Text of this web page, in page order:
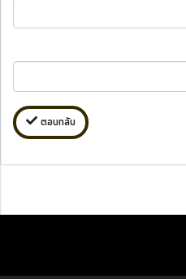
ตอบกลับ